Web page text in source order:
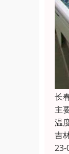
长
主
温
吉
23-